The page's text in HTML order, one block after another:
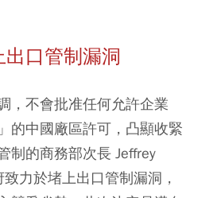
出口管制漏洞
，不會批准任何允許企業
的中國廠區許可，凸顯收緊
制的商務部次長 Jeffrey
力於堵上出口管制漏洞，